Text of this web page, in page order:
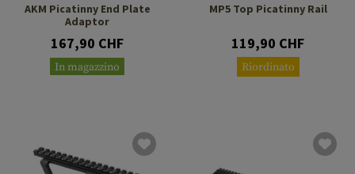
AKM Picatinny End Plate
Adaptor
167,90 CHF
In magazzino
MP5 Top Picatinny Rail
119,90 CHF
Riordinato